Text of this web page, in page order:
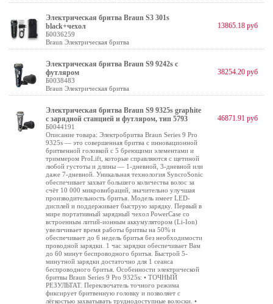
Электрическая бритва Braun S3 301s
black+чехол
Б0036259
Braun Электрическая бритва
13865.18 руб
Электрическая бритва Braun S9 9242s с
футляром
Б0038483
Braun Электрическая бритва
38254.20 руб
Электрическая бритва Braun S9 9325s graphite
с зарядной станцией и футляром, тип 5793
Б0044191
Описание товара: Электробритва Braun Series 9 Pro
9325s — это совершенная бритва с инновационной
бритвенной головкой с 5 бреющими элементами и
триммером ProLift, которые справляются с щетиной
любой густоты и длины — 1-дневной, 3-дневной или
даже 7-дневной. Уникальная технология SyncroSonic
обеспечивает захват большего количества волос за
счёт 10 000 микровибраций, значительно улучшая
производительность бритья. Модель имеет LED-
дисплей и поддерживает быструю зарядку. Первый в
мире портативный зарядный чехол PowerCase со
встроенным литий-ионным аккумулятором (Li-Ion)
увеличивает время работы бритвы на 50% и
обеспечивает до 6 недель бритья без необходимости
проводной зарядки. 1 час зарядки обеспечивает Вам
до 60 минут беспроводного бритья. Быстрой 5-
минутной зарядки достаточно для 1 сеанса
беспроводного бритья. Особенности электрической
бритвы Braun Series 9 Pro 9325s: • ТОЧНЫЙ
РЕЗУЛЬТАТ. Переключатель точного режима
фиксирует бритвенную головку и позволяет с
лёгкостью захватывать труднодоступные волоски. •
46871.91 руб